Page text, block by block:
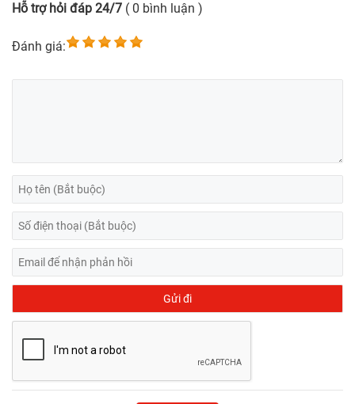
Hỗ trợ hỏi đáp 24/7 ( 0 bình luận )
Đánh giá: